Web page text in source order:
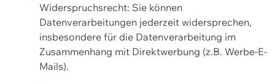
Widerspruchsrecht: Sie können
Datenverarbeitungen jederzeit widersprechen,
insbesondere für die Datenverarbeitung im
Zusammenhang mit Direktwerbung (z.B. Werbe-E-
Mails).